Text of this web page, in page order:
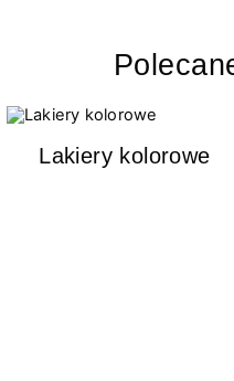
Lakiery kolorowe